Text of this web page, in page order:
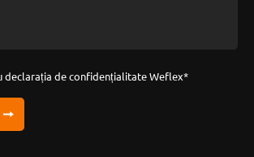
declarația de confidențialitate Weflex*